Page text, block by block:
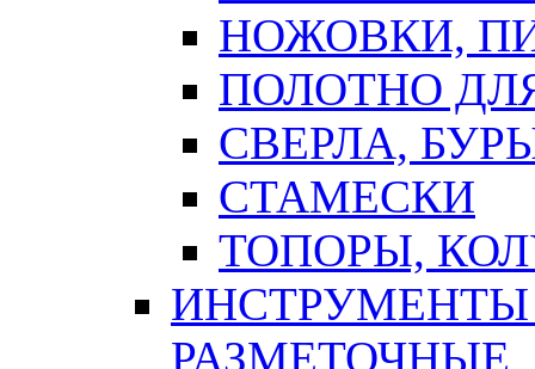
НОЖОВКИ,
ПОЛОТНО
СВЕРЛА,
СТАМЕСКИ
ТОПОРЫ,
ИНСТРУМЕНТЫ
РАЗМЕТОЧНЫЕ